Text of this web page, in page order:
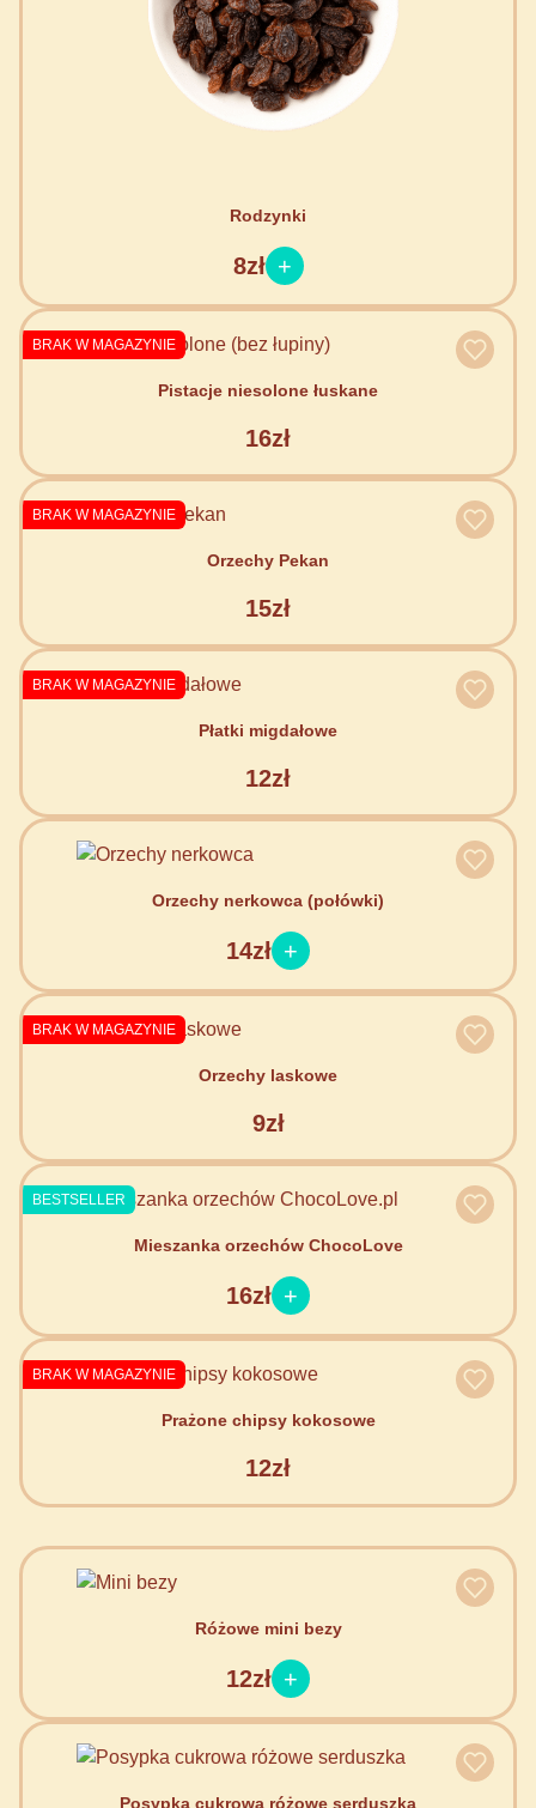
Rodzynki
8zł
BRAK W MAGAZYNIE
Pistacje niesolone łuskane
16zł
BRAK W MAGAZYNIE
Orzechy Pekan
15zł
BRAK W MAGAZYNIE
Płatki migdałowe
12zł
Orzechy nerkowca (połówki)
14zł
BRAK W MAGAZYNIE
Orzechy laskowe
9zł
BESTSELLER
Mieszanka orzechów ChocoLove
16zł
BRAK W MAGAZYNIE
Prażone chipsy kokosowe
12zł
Różowe mini bezy
12zł
Posypka cukrowa różowe serduszka